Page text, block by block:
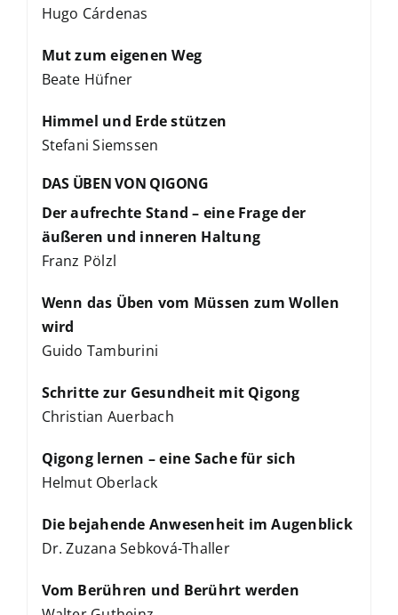
Hugo Cárdenas
Mut zum eigenen Weg
Beate Hüfner
Himmel und Erde stützen
Stefani Siemssen
DAS ÜBEN VON QIGONG
Der aufrechte Stand – eine Frage der
äußeren und inneren Haltung
Franz Pölzl
Wenn das Üben vom Müssen zum Wollen
wird
Guido Tamburini
Schritte zur Gesundheit mit Qigong
Christian Auerbach
Qigong lernen – eine Sache für sich
Helmut Oberlack
Die bejahende Anwesenheit im Augenblick
Dr. Zuzana Sebková-Thaller
Vom Berühren und Berührt werden